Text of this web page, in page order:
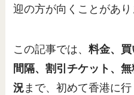
迎の方が向くことがあり
この記事では、料金、
間隔、割引チケット、
況まで、初めて香港に